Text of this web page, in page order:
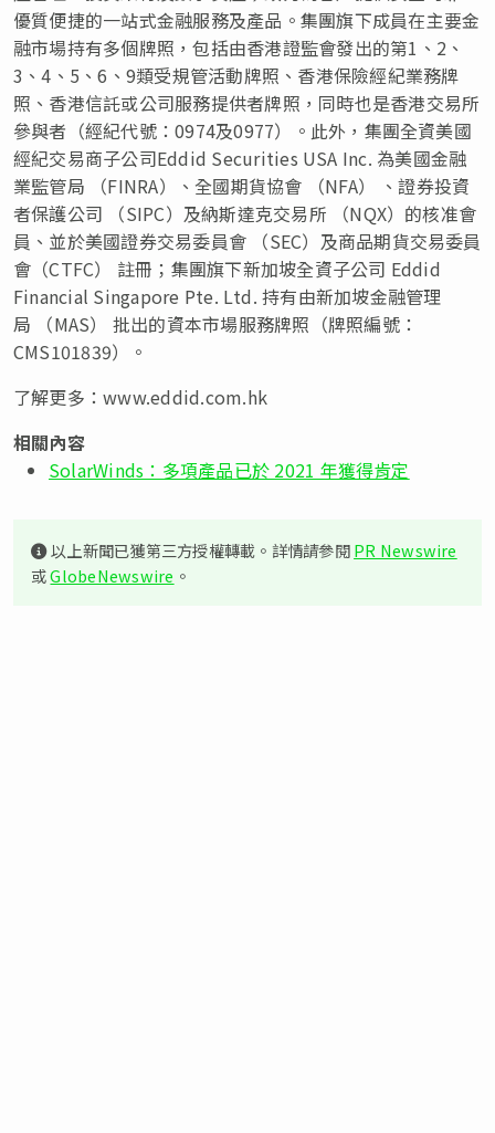
優質便捷的一站式金融服務及產品。集團旗下成員在主要金
融市場持有多個牌照，包括由香港證監會發出的第1、2、
3、4、5、6、9類受規管活動牌照、香港保險經紀業務牌
照、香港信託或公司服務提供者牌照，同時也是香港交易所
參與者（經紀代號：0974及0977）。此外，集團全資美國
經紀交易商子公司Eddid Securities USA Inc. 為美國金融
業監管局 （FINRA）、全國期貨協會 （NFA） 、證券投資
者保護公司 （SIPC）及納斯達克交易所 （NQX）的核准會
員、並於美國證券交易委員會 （SEC）及商品期貨交易委員
會（CTFC） 註冊；集團旗下新加坡全資子公司 Eddid
Financial Singapore Pte. Ltd. 持有由新加坡金融管理
局 （MAS） 批出的資本市場服務牌照（牌照編號：
CMS101839）。
了解更多：www.eddid.com.hk
相關內容
SolarWinds：多項產品已於 2021 年獲得肯定
以上新聞已獲第三方授權轉載。詳情請參閱PR Newswire
或GlobeNewswire 。